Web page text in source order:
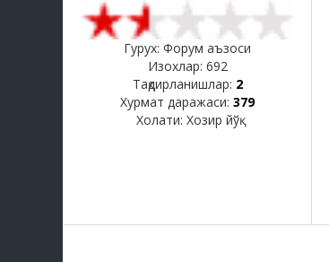
Гурух: Форум аъзоси
Изохлар: 692
Тақдирланишлар: 2
Хурмат даражаси: 379
Холати: Хозир йўқ